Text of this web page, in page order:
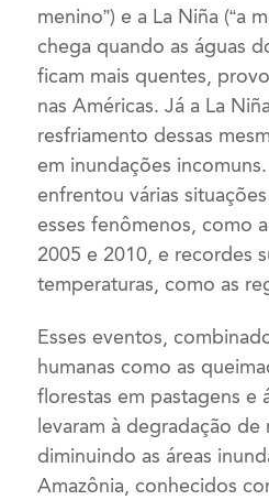
menino”) e a La Niña (“a
chega quando as águas
ficam mais quentes,
nas Américas. Já a La
resfriamento dessas
em inundações
enfrentou várias
esses fenômenos, como
2005 e 2010, e recordes
temperaturas, como as
Esses eventos,
humanas como as
florestas em pastagens e
levaram à degradação de
diminuindo as áreas
Amazônia, conhecidos